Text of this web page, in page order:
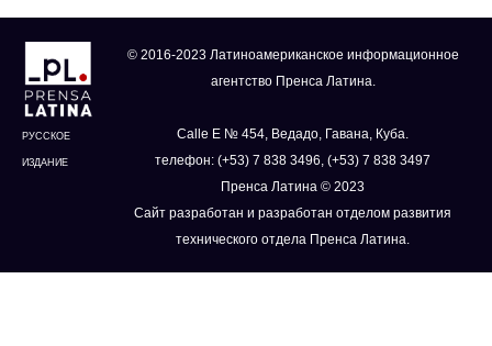
РУССКОЕ
ИЗДАНИЕ
© 2016-2023 Латиноамериканское информационное
агентство Пренса Латина.
Calle E № 454, Ведадо, Гавана, Куба.
телефон: (+53) 7 838 3496, (+53) 7 838 3497
Пренса Латина © 2023
Сайт разработан и разработан отделом развития
технического отдела Пренса Латина.